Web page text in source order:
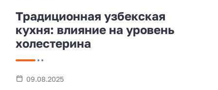
Традиционная узбекская
кухня: влияние на уровень
холестерина
09.08.2025